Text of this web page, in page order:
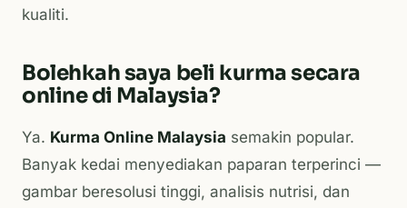
kualiti.
Bolehkah saya beli kurma secara
online di Malaysia?
Ya. Kurma Online Malaysia semakin popular.
Banyak kedai menyediakan paparan terperinci —
gambar beresolusi tinggi, analisis nutrisi, dan